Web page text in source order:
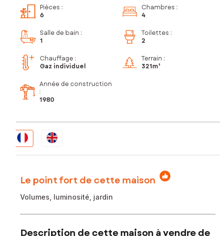
Pièces :
6
Chambres :
4
Salle de bain :
1
Toilettes :
2
Chauffage :
Gaz individuel
Terrain :
321m²
Année de construction
:
1980
Le point fort de cette maison
Volumes, luminosité, jardin
Description de cette maison à vendre de